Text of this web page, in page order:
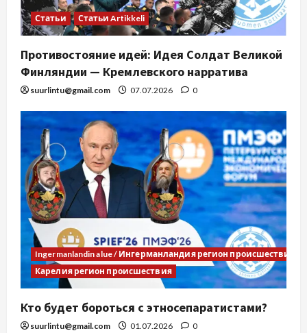
Статьи Статьи Artikkeli
Противостояние идей: Идея Солдат Великой
Финляндии — Кремлевского нарратива
suurlintu@gmail.com 07.07.2026 0
Ingermanlandin alue / Ингерманландия регион происшествия
Карелия регион происшествия
Кто будет бороться с этносепаратистами?
suurlintu@gmail.com 01.07.2026 0